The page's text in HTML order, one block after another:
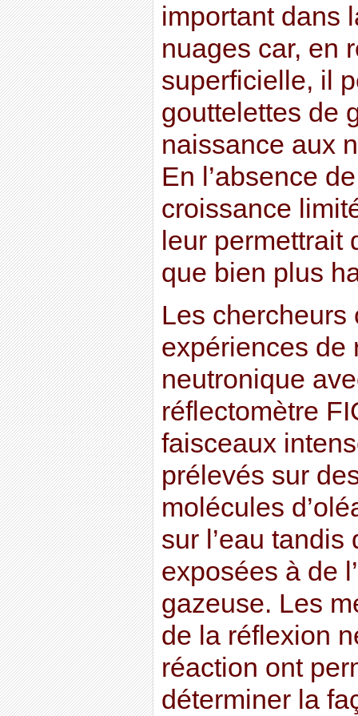
important dans
nuages car, en
superficielle, il
gouttelettes de
naissance aux
En l’absence
croissance
leur permettrait
que bien plus
Les chercheurs
expériences de
neutronique
réflectomètre
faisceaux
prélevés sur
molécules
sur l’eau tandis
exposées à de
gazeuse. Les
de la réflexion
réaction ont
déterminer la